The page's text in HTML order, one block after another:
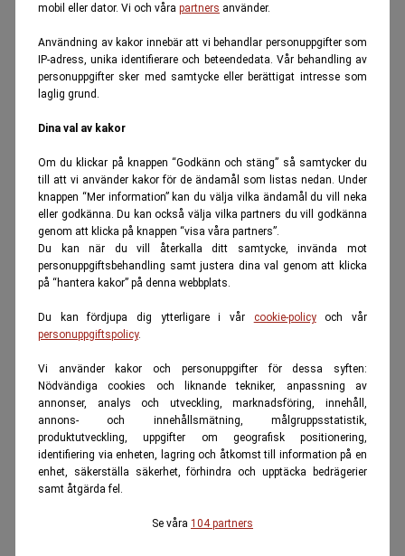
mobil eller dator. Vi och våra partners använder.
Användning av kakor innebär att vi behandlar personuppgifter som
IP-adress, unika identifierare och beteendedata. Vår behandling av
personuppgifter sker med samtycke eller berättigat intresse som
laglig grund.
Dina val av kakor
Om du klickar på knappen “Godkänn och stäng” så samtycker du
till att vi använder kakor för de ändamål som listas nedan. Under
knappen “Mer information” kan du välja vilka ändamål du vill neka
eller godkänna. Du kan också välja vilka partners du vill godkänna
genom att klicka på knappen “visa våra partners”.
Du kan när du vill återkalla ditt samtycke, invända mot
personuppgiftsbehandling samt justera dina val genom att klicka
på “hantera kakor” på denna webbplats.
Du kan fördjupa dig ytterligare i vår cookie-policyoch vår
personuppgiftspolicy.
Vi använder kakor och personuppgifter för dessa syften:
Nödvändiga cookies och liknande tekniker, anpassning av
annonser, analys och utveckling, marknadsföring, innehåll,
annons- och innehållsmätning, målgruppsstatistik,
produktutveckling, uppgifter om geografisk positionering,
identifiering via enheten, lagring och åtkomst till information på en
enhet, säkerställa säkerhet, förhindra och upptäcka bedrägerier
samt åtgärda fel.
Se våra 104 partners